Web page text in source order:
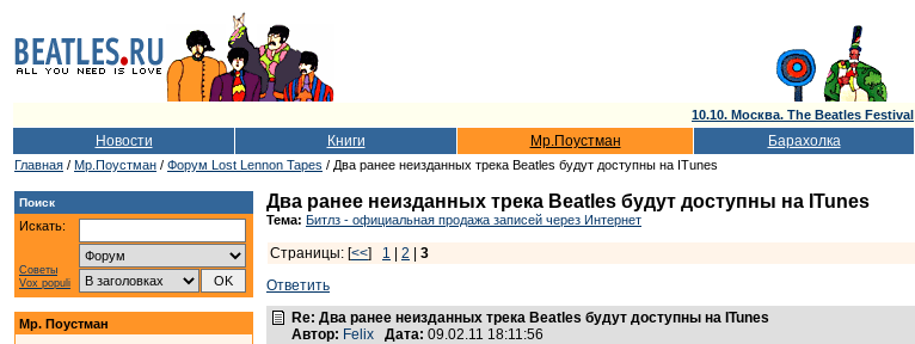
10.10. Москва. The Beatles Festival
Новости Книги Мр.Поустман Барахолка
Главная / Мр.Поустман / Форум Lost Lennon Tapes / Два ранее неизданных трека Beatles будут доступны на ITunes
Поиск
Искать:
Советы
Vox populi
Мр. Поустман
Два ранее неизданных трека Beatles будут доступны на ITunes
Тема: Битлз - официальная продажа записей через Интернет
Страницы: [<<] 1 2
3
Ответить
Re: Два ранее неизданных трека Beatles будут доступны на ITunes
Автор: Felix Дата: 09.02.11 18:11:56